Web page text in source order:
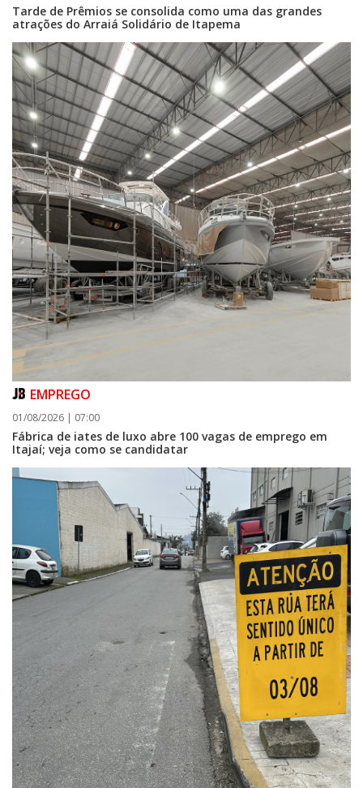
06/08/2026 | 07:00
Porto Belo abre inscrições para entidades da sociedade civil participarem
da composição do Conselho Municipal da Habitação
Tarde de Prêmios se consolida como uma das grandes
atrações do Arraiá Solidário de Itapema
EMPREGO
01/08/2026 | 07:00
Fábrica de iates de luxo abre 100 vagas de emprego em
Itajaí; veja como se candidatar